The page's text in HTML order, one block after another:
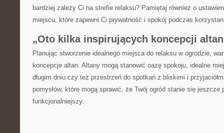
bardziej zależy Ci na strefie relaksu? Pamiętaj również o
miejscu, które zapewni Ci prywatność i spokój podczas
„Oto kilka inspirujących koncepcji
Planując stworzenie idealnego miejsca do relaksu w ogrodzie,
koncepcje altan. Altany mogą stanowić oazę⁣ spokoju, idealne
długim dniu czy też przestrzeń do spotkań z bliskimi i
pomysłów, które mogą sprawić,‌ że Twój ogród stanie ⁢się jeszcze
funkcjonalniejszy.